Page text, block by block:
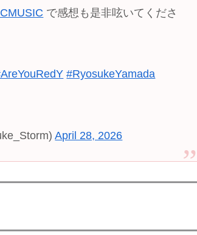
で感想も是非呟いてくださ
#RyosukeYamada
April 28, 2026